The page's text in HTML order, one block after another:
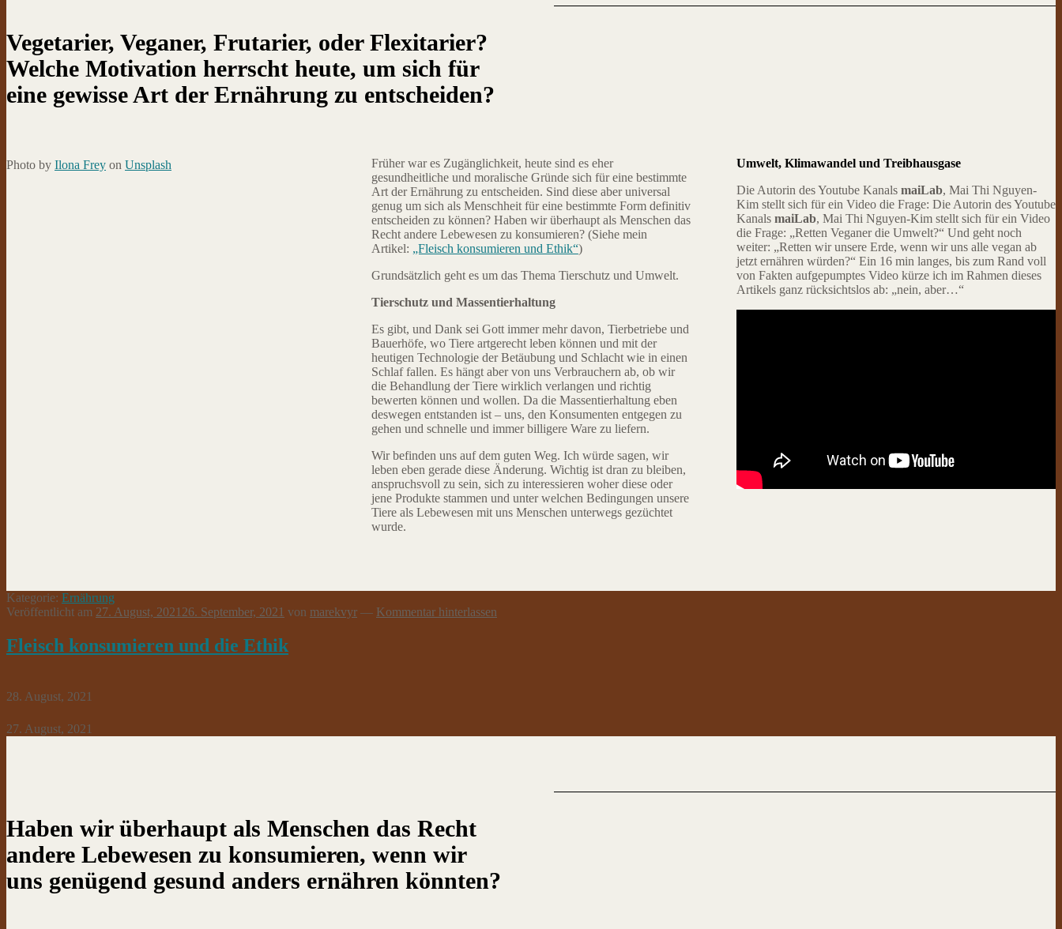
Vegetarier, Veganer, Frutarier, oder Flexitarier?
Welche Motivation herrscht heute, um sich für
eine gewisse Art der Ernährung zu entscheiden?
Photo by Ilona Frey on Unsplash
Früher war es Zugänglichkeit, heute sind es eher
gesundheitliche und moralische Gründe sich für eine bestimmte
Art der Ernährung zu entscheiden. Sind diese aber universal
genug um sich als Menschheit für eine bestimmte Form definitiv
entscheiden zu können? Haben wir überhaupt als Menschen das
Recht andere Lebewesen zu konsumieren? (Siehe mein
Artikel: „Fleisch konsumieren und Ethik“)
Grundsätzlich geht es um das Thema Tierschutz und Umwelt.
Tierschutz und Massentierhaltung
Es gibt, und Dank sei Gott immer mehr davon, Tierbetriebe und
Bauerhöfe, wo Tiere artgerecht leben können und mit der
heutigen Technologie der Betäubung und Schlacht wie in einen
Schlaf fallen. Es hängt aber von uns Verbrauchern ab, ob wir
die Behandlung der Tiere wirklich verlangen und richtig
bewerten können und wollen. Da die Massentierhaltung eben
deswegen entstanden ist – uns, den Konsumenten entgegen zu
gehen und schnelle und immer billigere Ware zu liefern.
Wir befinden uns auf dem guten Weg. Ich würde sagen, wir
leben eben gerade diese Änderung. Wichtig ist dran zu bleiben,
anspruchsvoll zu sein, sich zu interessieren woher diese oder
jene Produkte stammen und unter welchen Bedingungen unsere
Tiere als Lebewesen mit uns Menschen unterwegs gezüchtet
wurde.
Umwelt, Klimawandel und Treibhausgase
Die Autorin des Youtube Kanals maiLab, Mai Thi Nguyen-
Kim stellt sich für ein Video die Frage: Die Autorin des Youtube
Kanals maiLab, Mai Thi Nguyen-Kim stellt sich für ein Video
die Frage: „Retten Veganer die Umwelt?“ Und geht noch
weiter: „Retten wir unsere Erde, wenn wir uns alle vegan ab
jetzt ernähren würden?“ Ein 16 min langes, bis zum Rand voll
von Fakten aufgepumptes Video kürze ich im Rahmen dieses
Artikels ganz rücksichtslos ab: „nein, aber…“
Kategorie: Ernährung
Veröffentlicht am 27. August, 2021 26. September, 2021 von marekvyr — Kommentar hinterlassen
Fleisch konsumieren und die Ethik
28. August, 2021
27. August, 2021
Haben wir überhaupt als Menschen das Recht
andere Lebewesen zu konsumieren, wenn wir
uns genügend gesund anders ernähren könnten?